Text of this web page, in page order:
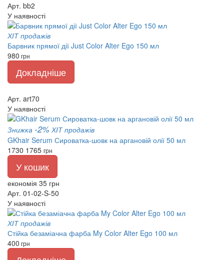
Арт. bb2
У наявності
ХІТ продажів
Барвник прямої дії Just Color Alter Ego 150 мл
980 грн
Докладніше
Арт. art70
У наявності
Знижка -2% ХІТ продажів
GKhair Serum Сироватка-шовк на аргановій олії 50 мл
1730 1765 грн
У кошик
економія 35 грн
Арт. 01-02-S-50
У наявності
ХІТ продажів
Стійка безаміачна фарба My Color Alter Ego 100 мл
400 грн